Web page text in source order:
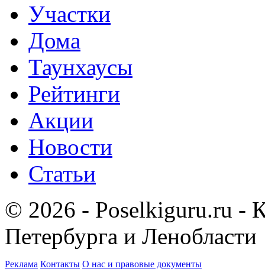
Участки
Дома
Таунхаусы
Рейтинги
Акции
Новости
Статьи
© 2026 - Poselkiguru.ru -
Петербурга и Ленобласти
Реклама Контакты О нас и правовые документы